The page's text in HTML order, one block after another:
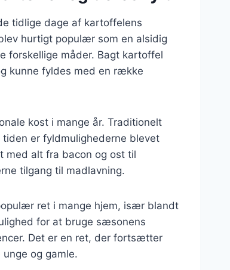
tidlige dage af kartoffelens
hurtigt populær som en alsidig
forskellige måder. Bagt kartoffel
kunne fyldes med en række
kost i mange år. Traditionelt
er fyldmulighederne blevet
med alt fra bacon og ost til
tilgang til madlavning.
ret i mange hjem, især blandt
for at bruge sæsonens
Det er en ret, der fortsætter
og gamle.